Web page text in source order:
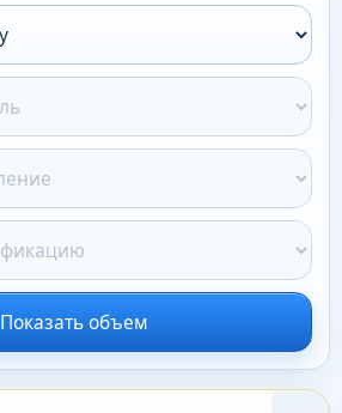
Показать объем